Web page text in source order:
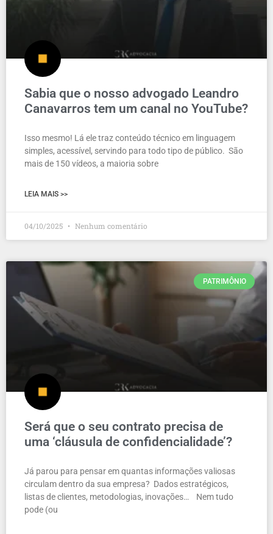
Sabia que o nosso advogado Leandro
Canavarros tem um canal no YouTube?
Isso mesmo! Lá ele traz conteúdo técnico em linguagem
simples, acessível, servindo para todo tipo de público. São
mais de 150 vídeos, a maioria sobre
LEIA MAIS >>
04/10/2025 Nenhum comentário
PATRIMÔNIO
Será que o seu contrato precisa de
uma ‘cláusula de confidencialidade’?
Já parou para pensar em quantas informações valiosas
circulam dentro da sua empresa? Dados estratégicos,
listas de clientes, metodologias, inovações… Nem tudo
pode (ou